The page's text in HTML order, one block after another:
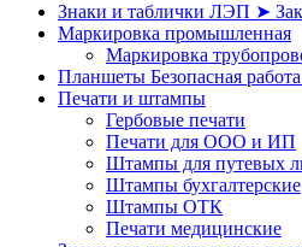
Знаки и таблички ЛЭП ➤
Маркировка промышленная
Маркировка
Планшеты Безопасная
Печати и штампы
Гербовые печати
Печати для ООО и ИП
Штампы для путевых
Штампы бухгалтерские
Штампы ОТК
Печати медицинские